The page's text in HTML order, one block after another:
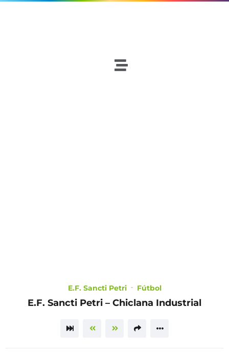
E.F. Sancti Petri Fútbol
E.F. Sancti Petri – Chiclana Industrial